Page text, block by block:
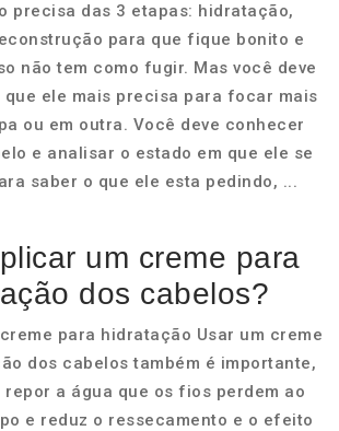
precisa das 3 etapas: hidratação,
para que fique bonito e
não tem como fugir. Mas você deve
ele mais precisa para focar mais
ou em outra. Você deve conhecer
e analisar o estado em que ele se
saber o que ele esta pedindo, ...
um creme para
dos cabelos?
para hidratação Usar um creme
dos cabelos também é importante,
repor a água que os fios perdem ao
e reduz o ressecamento e o efeito